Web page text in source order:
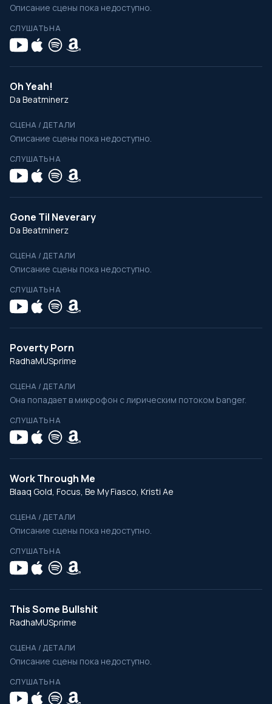
Описание сцены пока недоступно.
СЛУШАТЬ НА
Oh Yeah!
Da Beatminerz
СЦЕНА / ДЕТАЛИ
Описание сцены пока недоступно.
СЛУШАТЬ НА
Gone Til Neverary
Da Beatminerz
СЦЕНА / ДЕТАЛИ
Описание сцены пока недоступно.
СЛУШАТЬ НА
Poverty Porn
RadhaMUSprime
СЦЕНА / ДЕТАЛИ
Она попадает в микрофон с лирическим потоком banger.
СЛУШАТЬ НА
Work Through Me
Blaaq Gold, Focus, Be My Fiasco, Kristi Ae
СЦЕНА / ДЕТАЛИ
Описание сцены пока недоступно.
СЛУШАТЬ НА
This Some Bullshit
RadhaMUSprime
СЦЕНА / ДЕТАЛИ
Описание сцены пока недоступно.
СЛУШАТЬ НА